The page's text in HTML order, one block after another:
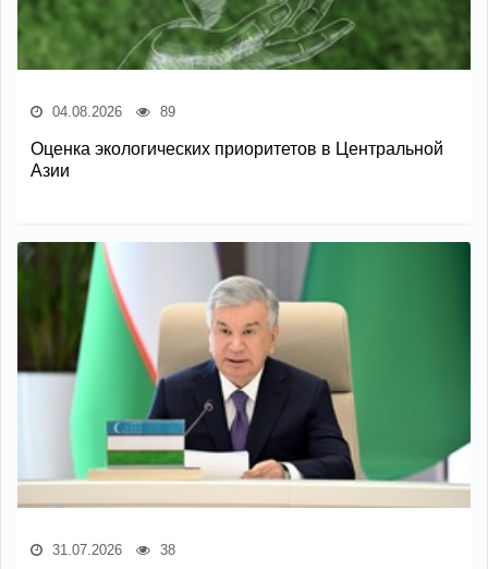
04.08.2026 89
Оценка экологических приоритетов в Центральной
Азии
31.07.2026 38